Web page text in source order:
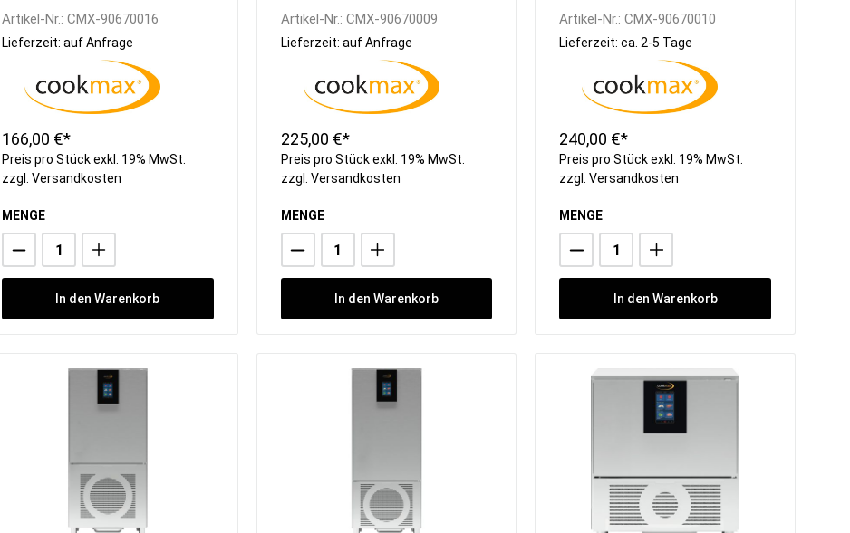
Artikel-Nr.: CMX-90670016
Lieferzeit: auf Anfrage
166,00 €*
Preis pro Stück exkl. 19% MwSt.
zzgl. Versandkosten
MENGE
In den Warenkorb
Artikel-Nr.: CMX-90670009
Lieferzeit: auf Anfrage
225,00 €*
Preis pro Stück exkl. 19% MwSt.
zzgl. Versandkosten
MENGE
In den Warenkorb
Artikel-Nr.:CMX-90670010
Lieferzeit: ca. 2-5 Tage
240,00 €*
Preis pro Stück exkl. 19% MwSt.
zzgl.Versandkosten
MENGE
In den Warenkorb